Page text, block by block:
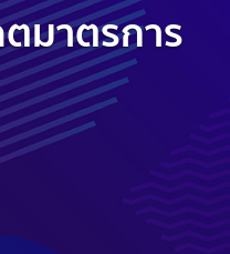
มาตรการ